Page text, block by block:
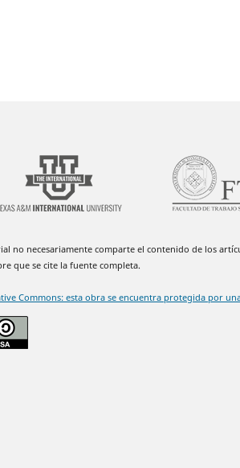
no necesariamente comparte el contenido de los
que se cite la fuente completa.
Commons: esta obra se encuentra protegida por